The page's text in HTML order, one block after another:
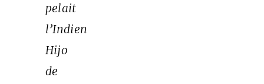
pelait
l’Indien
Hijo
de